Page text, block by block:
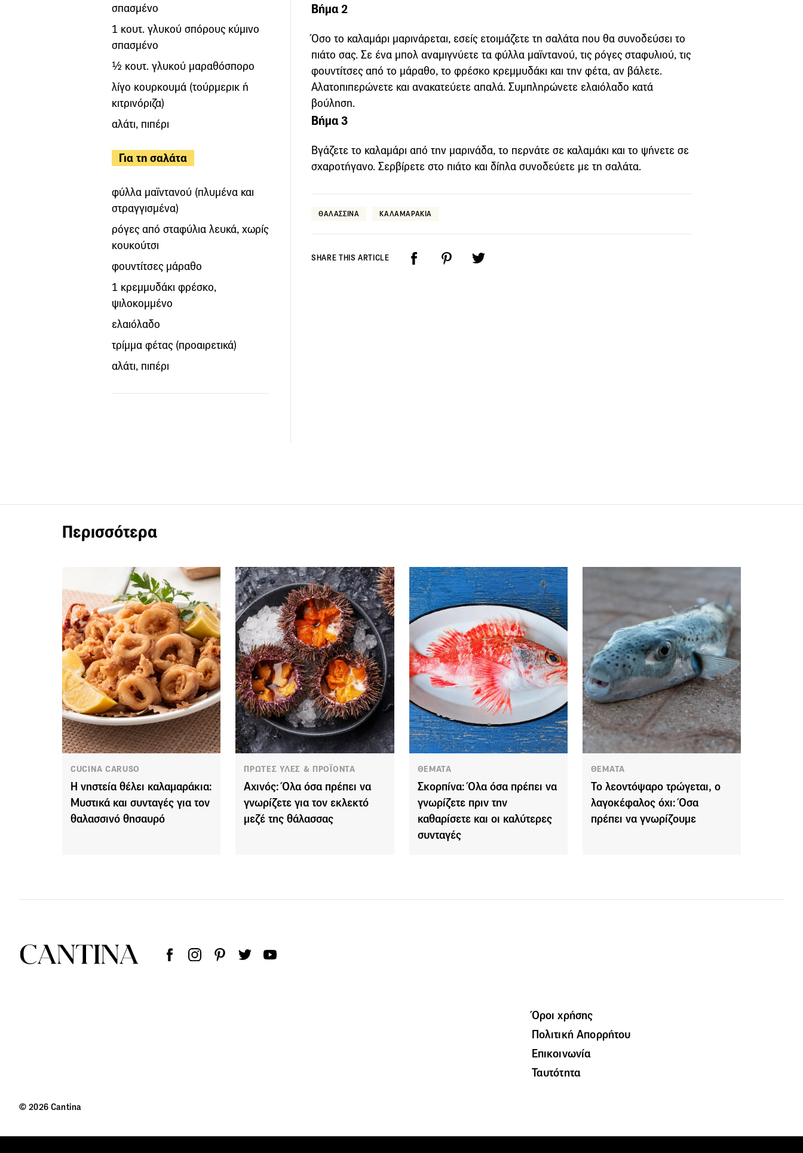
σπασμένο
1 κουτ. γλυκού σπόρους κύμινο
σπασμένο
½ κουτ. γλυκού μαραθόσπορο
λίγο κουρκουμά (τούρμερικ ή
κιτρινόριζα)
αλάτι, πιπέρι
Για τη σαλάτα
φύλλα μαϊντανού (πλυμένα και
στραγγισμένα)
ρόγες από σταφύλια λευκά, χωρίς
κουκούτσι
φουντίτσες μάραθο
1 κρεμμυδάκι φρέσκο,
ψιλοκομμένο
ελαιόλαδο
τρίμμα φέτας (προαιρετικά)
αλάτι, πιπέρι
Βήμα 2
Όσο το καλαμάρι μαρινάρεται, εσείς ετοιμάζετε τη σαλάτα που θα συνοδεύσει το
πιάτο σας. Σε ένα μπολ αναμιγνύετε τα φύλλα μαϊντανού, τις ρόγες σταφυλιού, τις
φουντίτσες από το μάραθο, το φρέσκο κρεμμυδάκι και την φέτα, αν βάλετε.
Αλατοπιπερώνετε και ανακατεύετε απαλά. Συμπληρώνετε ελαιόλαδο κατά
βούληση.
Βήμα 3
Βγάζετε το καλαμάρι από την μαρινάδα, το περνάτε σε καλαμάκι και το ψήνετε σε
σχαροτήγανο. Σερβίρετε στο πιάτο και δίπλα συνοδεύετε με τη σαλάτα.
ΘΑΛΑΣΣΙΝΑ ΚΑΛΑΜΑΡΑΚΙΑ
SHARE THIS ARTICLE
Περισσότερα
CUCINA CARUSO
Η νηστεία θέλει καλαμαράκια:
Μυστικά και συνταγές για τον
θαλασσινό θησαυρό
ΠΡΩΤΕΣ ΥΛΕΣ & ΠΡΟΪΟΝΤΑ
Αχινός: Όλα όσα πρέπει να
γνωρίζετε για τον εκλεκτό
μεζέ της θάλασσας
ΘΕΜΑΤΑ
Σκορπίνα: Όλα όσα πρέπει να
γνωρίζετε πριν την
καθαρίσετε και οι καλύτερες
συνταγές
ΘΕΜΑΤΑ
Το λεοντόψαρο τρώγεται, ο
λαγοκέφαλος όχι: Όσα
πρέπει να γνωρίζουμε
Όροι χρήσης
Πολιτική Απορρήτου
Επικοινωνία
Ταυτότητα
© 2026 Cantina